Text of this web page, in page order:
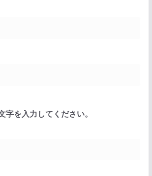
字を入力してください。